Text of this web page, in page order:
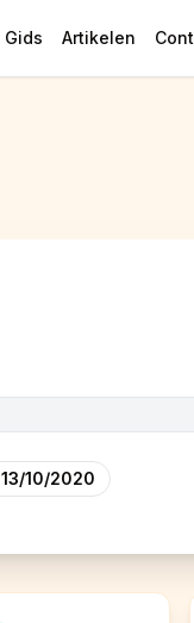
Gids Artikelen
13/10/2020